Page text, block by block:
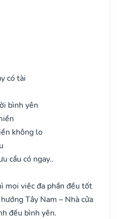
có tài
bình yên
không lo
cầu có ngay..
mọi việc đa phần đều tốt
Tây Nam – Nhà cửa
đều bình yên.